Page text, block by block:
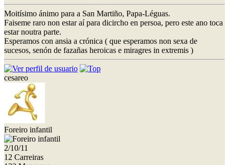
Moitísimo ánimo para a San Martiño, Papa-Léguas.
Faiseme raro non estar aí para dicircho en persoa, pero este ano toca
estar noutra parte.
Esperamos con ansia a crónica ( que esperamos non sexa de
sucesos, senón de fazañas heroicas e miragres in extremis )
cesareo
Foreiro infantil
2/10/11
12 Carreiras